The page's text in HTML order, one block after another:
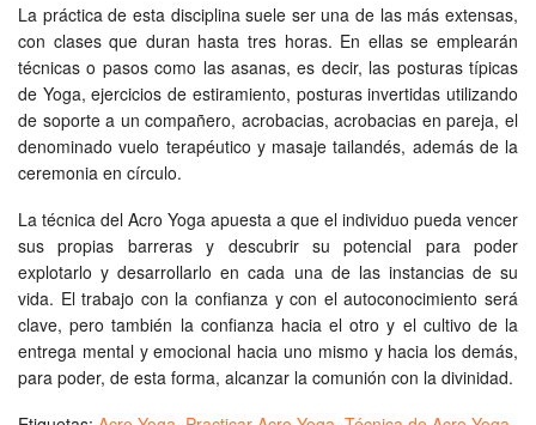
La práctica de esta disciplina suele ser una de las más extensas,
con clases que duran hasta tres horas. En ellas se emplearán
técnicas o pasos como las asanas, es decir, las posturas típicas
de Yoga, ejercicios de estiramiento, posturas invertidas utilizando
de soporte a un compañero, acrobacias, acrobacias en pareja, el
denominado vuelo terapéutico y masaje tailandés, además de la
ceremonia en círculo.
La técnica del Acro Yoga apuesta a que el individuo pueda vencer
sus propias barreras y descubrir su potencial para poder
explotarlo y desarrollarlo en cada una de las instancias de su
vida. El trabajo con la confianza y con el autoconocimiento será
clave, pero también la confianza hacia el otro y el cultivo de la
entrega mental y emocional hacia uno mismo y hacia los demás,
para poder, de esta forma, alcanzar la comunión con la divinidad.